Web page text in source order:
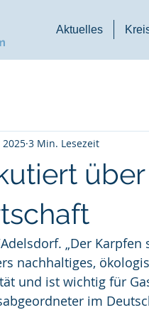
Aktuelles
2025 3 Min. Lesezeit
„Der
nachhaltiges,
und ist wichtig für
im